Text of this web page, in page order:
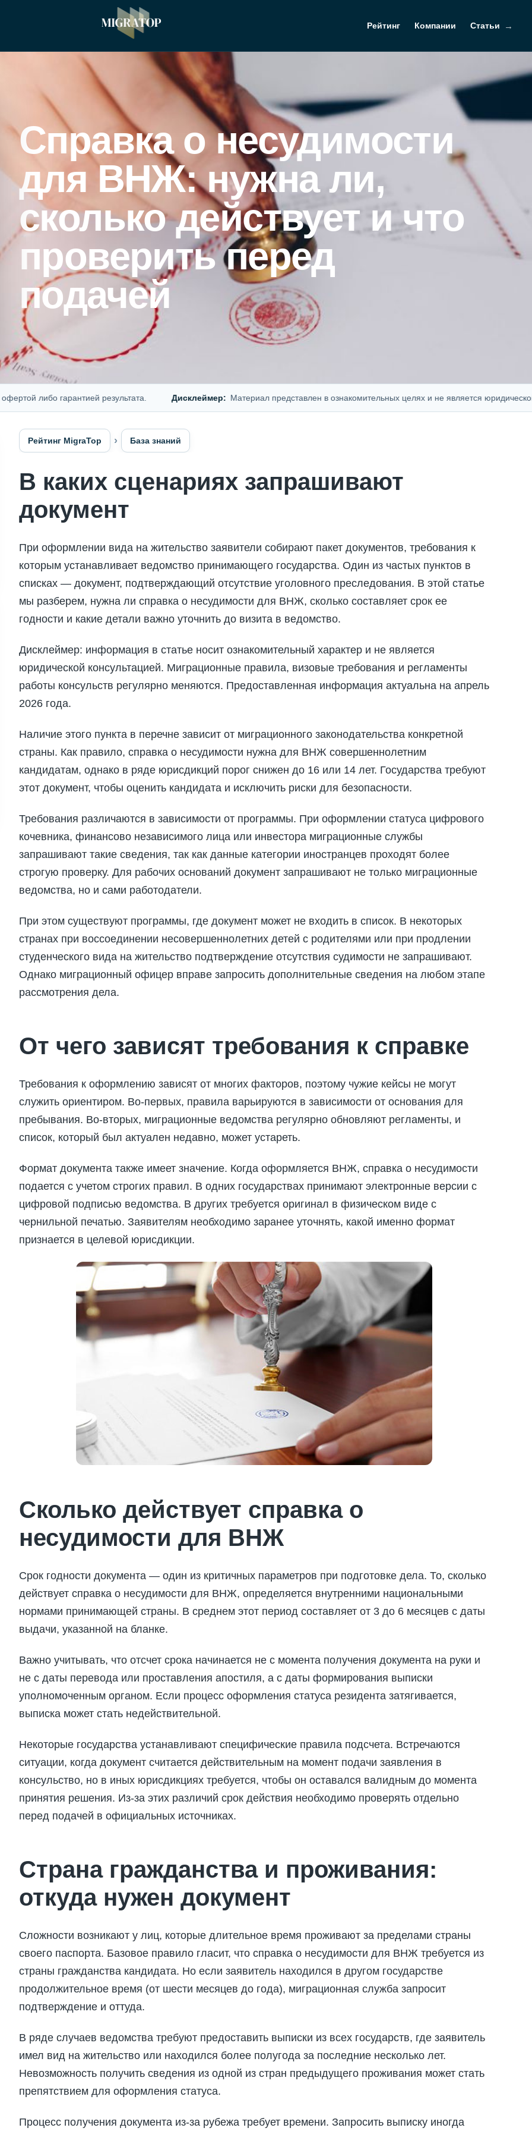
Рейтинг Компании Статьи
Справка о несудимости
для ВНЖ: нужна ли,
сколько действует и что
проверить перед
подачей
либо гарантией результата. Дисклеймер: Материал представлен в ознакомительных целях и не является юридической,
Рейтинг MigraTop База знаний
В каких сценариях запрашивают
документ
При оформлении вида на жительство заявители собирают пакет документов, требования к
которым устанавливает ведомство принимающего государства. Один из частых пунктов в
списках — документ, подтверждающий отсутствие уголовного преследования. В этой статье
мы разберем, нужна ли справка о несудимости для ВНЖ, сколько составляет срок ее
годности и какие детали важно уточнить до визита в ведомство.
Дисклеймер: информация в статье носит ознакомительный характер и не является
юридической консультацией. Миграционные правила, визовые требования и регламенты
работы консульств регулярно меняются. Предоставленная информация актуальна на апрель
2026 года.
Наличие этого пункта в перечне зависит от миграционного законодательства конкретной
страны. Как правило, справка о несудимости нужна для ВНЖ совершеннолетним
кандидатам, однако в ряде юрисдикций порог снижен до 16 или 14 лет. Государства требуют
этот документ, чтобы оценить кандидата и исключить риски для безопасности.
Требования различаются в зависимости от программы. При оформлении статуса цифрового
кочевника, финансово независимого лица или инвестора миграционные службы
запрашивают такие сведения, так как данные категории иностранцев проходят более
строгую проверку. Для рабочих оснований документ запрашивают не только миграционные
ведомства, но и сами работодатели.
При этом существуют программы, где документ может не входить в список. В некоторых
странах при воссоединении несовершеннолетних детей с родителями или при продлении
студенческого вида на жительство подтверждение отсутствия судимости не запрашивают.
Однако миграционный офицер вправе запросить дополнительные сведения на любом этапе
рассмотрения дела.
От чего зависят требования к справке
Требования к оформлению зависят от многих факторов, поэтому чужие кейсы не могут
служить ориентиром. Во-первых, правила варьируются в зависимости от основания для
пребывания. Во-вторых, миграционные ведомства регулярно обновляют регламенты, и
список, который был актуален недавно, может устареть.
Формат документа также имеет значение. Когда оформляется ВНЖ, справка о несудимости
подается с учетом строгих правил. В одних государствах принимают электронные версии с
цифровой подписью ведомства. В других требуется оригинал в физическом виде с
чернильной печатью. Заявителям необходимо заранее уточнять, какой именно формат
признается в целевой юрисдикции.
Сколько действует справка о
несудимости для ВНЖ
Срок годности документа — один из критичных параметров при подготовке дела. То, сколько
действует справка о несудимости для ВНЖ, определяется внутренними национальными
нормами принимающей страны. В среднем этот период составляет от 3 до 6 месяцев с даты
выдачи, указанной на бланке.
Важно учитывать, что отсчет срока начинается не с момента получения документа на руки и
не с даты перевода или проставления апостиля, а с даты формирования выписки
уполномоченным органом. Если процесс оформления статуса резидента затягивается,
выписка может стать недействительной.
Некоторые государства устанавливают специфические правила подсчета. Встречаются
ситуации, когда документ считается действительным на момент подачи заявления в
консульство, но в иных юрисдикциях требуется, чтобы он оставался валидным до момента
принятия решения. Из-за этих различий срок действия необходимо проверять отдельно
перед подачей в официальных источниках.
Страна гражданства и проживания:
откуда нужен документ
Сложности возникают у лиц, которые длительное время проживают за пределами страны
своего паспорта. Базовое правило гласит, что справка о несудимости для ВНЖ требуется из
страны гражданства кандидата. Но если заявитель находился в другом государстве
продолжительное время (от шести месяцев до года), миграционная служба запросит
подтверждение и оттуда.
В ряде случаев ведомства требуют предоставить выписки из всех государств, где заявитель
имел вид на жительство или находился более полугода за последние несколько лет.
Невозможность получить сведения из одной из стран предыдущего проживания может стать
препятствием для оформления статуса.
Процесс получения документа из-за рубежа требует времени. Запросить выписку иногда